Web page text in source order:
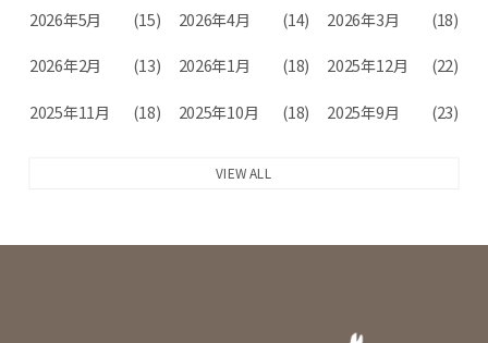
2026年5月 (15) 2026年4月 (14) 2026年3月 (18)
2026年2月 (13) 2026年1月 (18) 2025年12月 (22)
2025年11月 (18) 2025年10月 (18) 2025年9月 (23)
VIEW ALL